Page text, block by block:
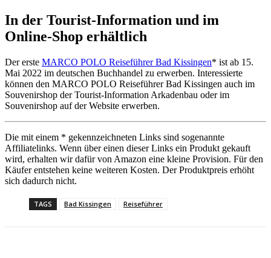
In der Tourist-Information und im
Online-Shop erhältlich
Der erste MARCO POLO Reiseführer Bad Kissingen* ist ab 15.
Mai 2022 im deutschen Buchhandel zu erwerben. Interessierte
können den MARCO POLO Reiseführer Bad Kissingen auch im
Souvenirshop der Tourist-Information Arkadenbau oder im
Souvenirshop auf der Website erwerben.
Die mit einem * gekennzeichneten Links sind sogenannte
Affiliatelinks. Wenn über einen dieser Links ein Produkt gekauft
wird, erhalten wir dafür von Amazon eine kleine Provision. Für den
Käufer entstehen keine weiteren Kosten. Der Produktpreis erhöht
sich dadurch nicht.
TAGS Bad Kissingen Reiseführer